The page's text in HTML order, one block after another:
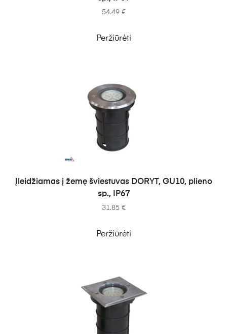
54.49 €
Peržiūrėti
Į KREPŠELĮ
Įleidžiamas į žemę šviestuvas DORYT, GU10, plieno
sp., IP67
31.85 €
Peržiūrėti